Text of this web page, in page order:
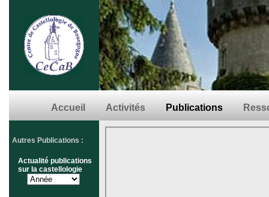
Accueil Activités Publications
Autres Publications :
Actualité publications
sur la castellologie